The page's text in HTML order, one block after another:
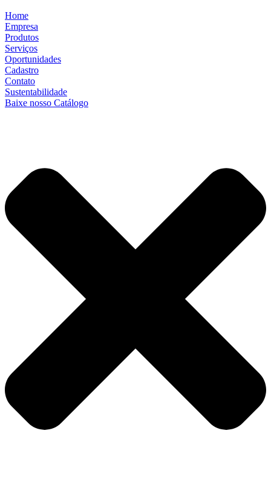
Home
Empresa
Produtos
Serviços
Oportunidades
Cadastro
Contato
Sustentabilidade
Baixe nosso Catálogo